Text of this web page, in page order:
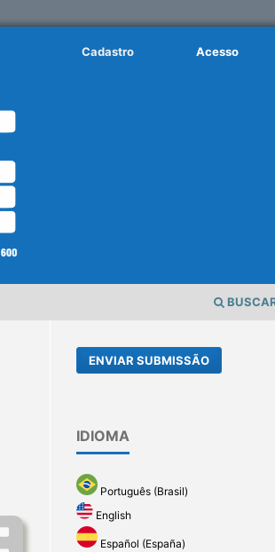
Cadastro Acesso
ENVIAR SUBMISSÃO
IDIOMA
Português (Brasil)
English
Español (España)